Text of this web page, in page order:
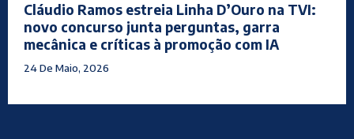
Cláudio Ramos estreia Linha D’Ouro na TVI:
novo concurso junta perguntas, garra
mecânica e críticas à promoção com IA
24 De Maio, 2026